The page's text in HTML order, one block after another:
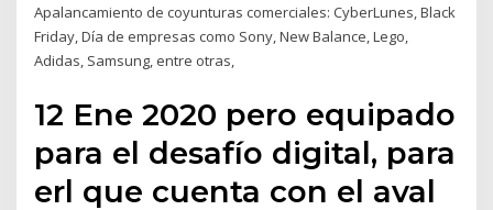
Apalancamiento de coyunturas comerciales: CyberLunes, Black
Friday, Día de empresas como Sony, New Balance, Lego,
Adidas, Samsung, entre otras,
12 Ene 2020 pero equipado
para el desafío digital, para
erl que cuenta con el aval